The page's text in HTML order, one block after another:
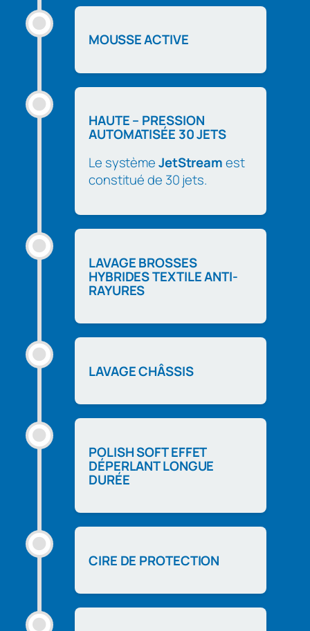
MOUSSE ACTIVE
HAUTE – PRESSION
AUTOMATISÉE 30 JETS
Le systèmeJetStreamest
constitué de 30 jets.
LAVAGE BROSSES
HYBRIDES TEXTILE ANTI-
RAYURES
LAVAGE CHÂSSIS
POLISH SOFT EFFET
DÉPERLANT LONGUE
DURÉE
CIRE DE PROTECTION